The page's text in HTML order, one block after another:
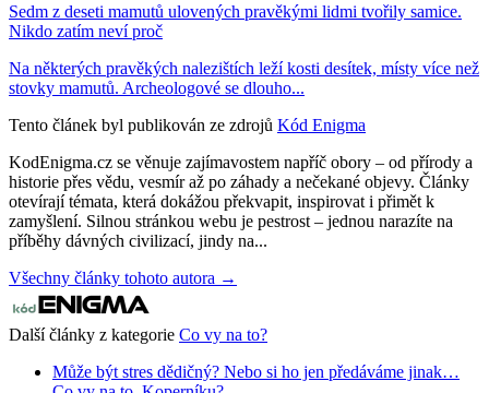
Sedm z deseti mamutů ulovených pravěkými lidmi tvořily samice.
Nikdo zatím neví proč
Na některých pravěkých nalezištích leží kosti desítek, místy více než
stovky mamutů. Archeologové se dlouho...
Tento článek byl publikován ze zdrojů Kód Enigma
KodEnigma.cz se věnuje zajímavostem napříč obory – od přírody a
historie přes vědu, vesmír až po záhady a nečekané objevy. Články
otevírají témata, která dokážou překvapit, inspirovat i přimět k
zamyšlení. Silnou stránkou webu je pestrost – jednou narazíte na
příběhy dávných civilizací, jindy na...
Všechny články tohoto autora →
Další články z kategorie Co vy na to?
Může být stres dědičný? Nebo si ho jen předáváme jinak…